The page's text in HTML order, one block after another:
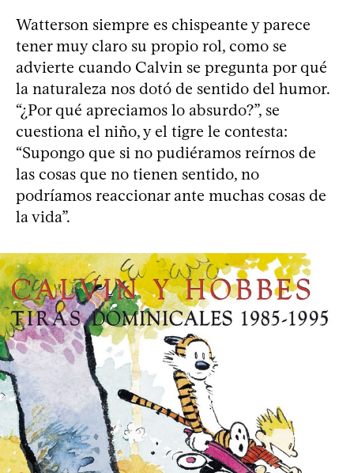
Watterson siempre es chispeante y parece
tener muy claro su propio rol, como se
advierte cuando Calvin se pregunta por qué
la naturaleza nos dotó de sentido del humor.
“¿Por qué apreciamos lo absurdo?”, se
cuestiona el niño, y el tigre le contesta:
“Supongo que si no pudiéramos reírnos de
las cosas que no tienen sentido, no
podríamos reaccionar ante muchas cosas de
la vida”.